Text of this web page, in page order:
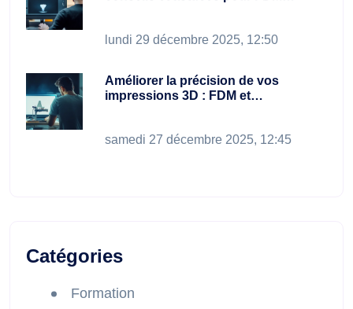
lundi 29 décembre 2025, 12:50
Améliorer la précision de vos
impressions 3D : FDM et…
samedi 27 décembre 2025, 12:45
Catégories
Formation